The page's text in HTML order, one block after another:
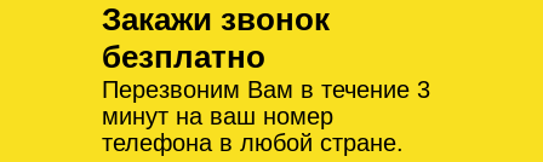
Закажи звонок
безплатно
Перезвоним Вам в течение 3
минут на ваш номер
телефона в любой стране.